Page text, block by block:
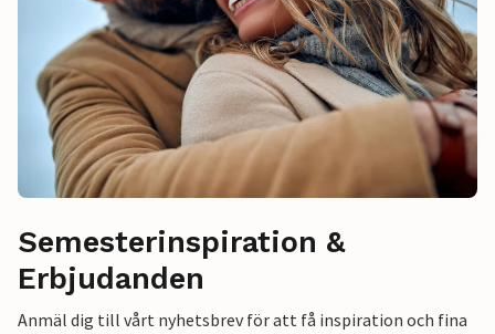
Semesterinspiration &
Erbjudanden
Anmäl dig till vårt nyhetsbrev för att få inspiration och fina